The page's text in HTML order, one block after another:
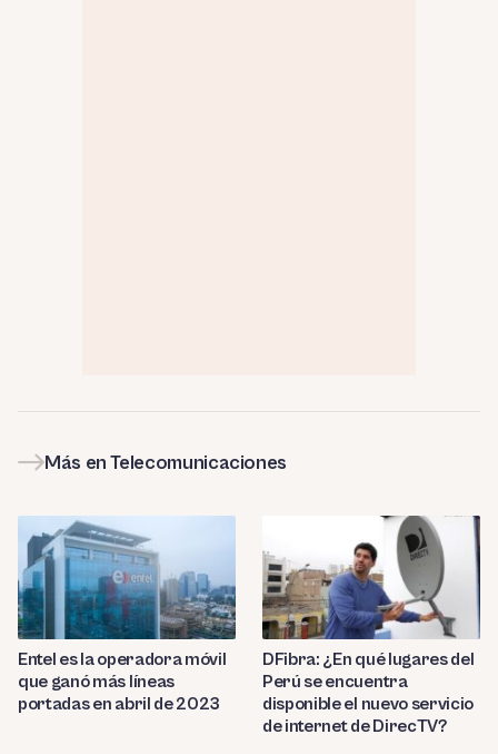
Más en Telecomunicaciones
Entel es la operadora móvil
que ganó más líneas
portadas en abril de 2023
DFibra: ¿En qué lugares del
Perú se encuentra
disponible el nuevo servicio
de internet de DirecTV?